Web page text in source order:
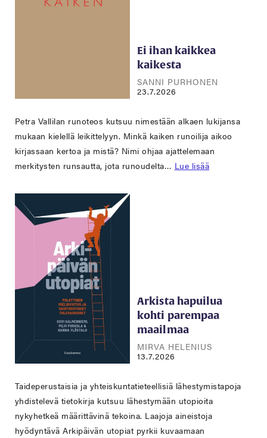
Ei ihan kaikkea
kaikesta
SANNI PURHONEN
23.7.2026
Petra Vallilan runoteos kutsuu nimestään alkaen lukijansa
mukaan kielellä leikittelyyn. Minkä kaiken runoilija aikoo
kirjassaan kertoa ja mistä? Nimi ohjaa ajattelemaan
merkitysten runsautta, jota runoudelta… Lue lisää
Arkista hapuilua
kohti parempaa
maailmaa
MIRVA HELENIUS
13.7.2026
Taideperustaisia ja yhteiskuntatieteellisiä lähestymistapoja
yhdistelevä tietokirja kutsuu lähestymään utopioita
nykyhetkeä määrittävinä tekoina. Laajoja aineistoja
hyödyntävä Arkipäivän utopiat pyrkii kuvaamaan